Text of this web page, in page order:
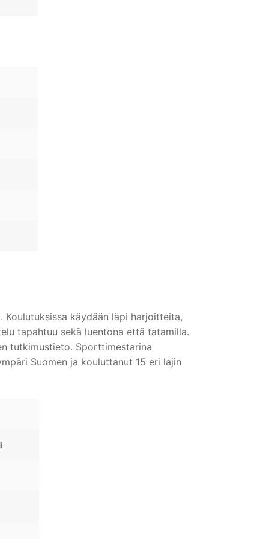
käydään läpi harjoitteita,
tapahtuu sekä luentona että tatamilla.
tutkimustieto. Sporttimestarina
Suomen ja kouluttanut 15 eri lajin